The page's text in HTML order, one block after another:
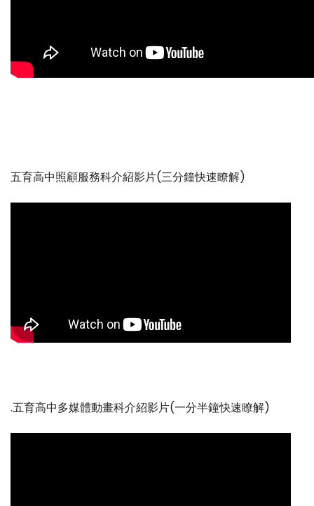
五育高中照顧服務科介紹影片(三分鐘快速瞭解)
.五育高中多媒體動畫科介紹影片(一分半鐘快速瞭解)